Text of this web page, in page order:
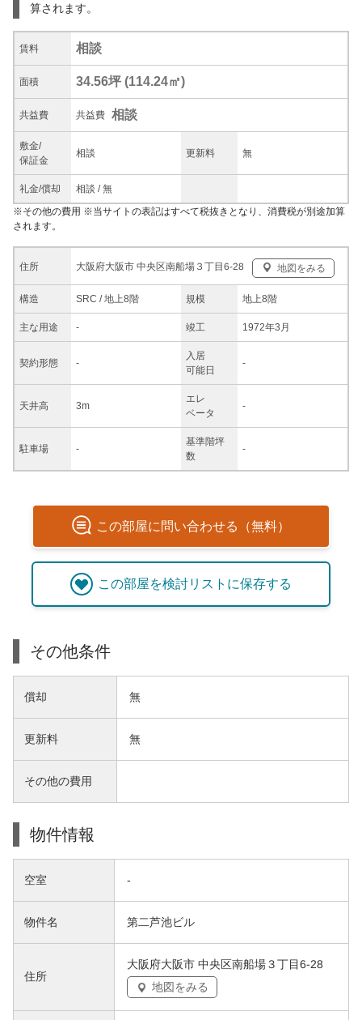
算されます。
賃料 相談
面積 34.56坪 (114.24㎡)
共益費 共益費 相談
敷金/
保証金
相談 更新料 無
礼金/償却 相談 /無
住所 大阪府大阪市 中央区南船場３丁目6-28 地図をみる
構造 SRC / 地上8階 規模 地上8階
主な用途 - 竣工 1972年3月
契約形態 -
入居
可能日
-
天井高 3m
エレ
ベータ
-
駐車場 -
基準階坪
数
-
※その他の費用 ※当サイトの表記はすべて税抜きとなり、消費税が別途加算
されます。
この部屋に問い合わせる（無料）
この部屋を検討リストに保存する
その他条件
償却 無
更新料 無
その他の費用
物件情報
空室 -
物件名 第二芦池ビル
住所
大阪府大阪市 中央区南船場３丁目6-28
地図をみる